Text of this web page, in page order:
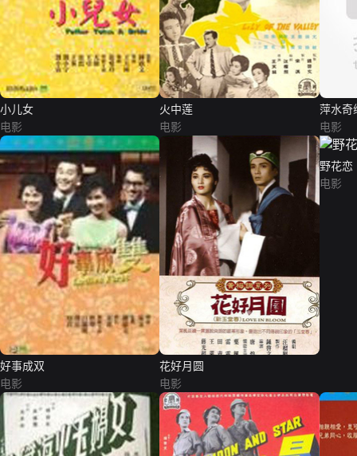
小儿女
电影
火中莲
电影
萍水奇
电影
好事成双
电影
花好月圆
电影
野花恋
电影